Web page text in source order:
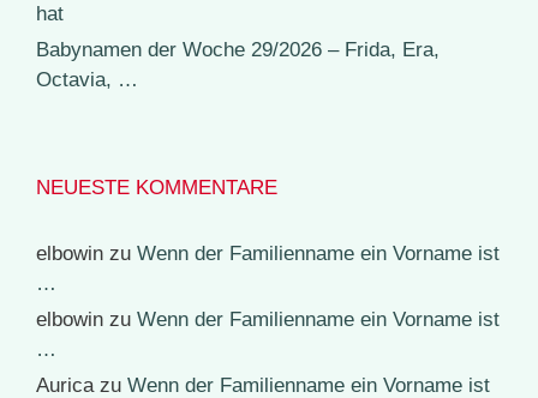
hat
Babynamen der Woche 29/2026 – Frida, Era,
Octavia, …
NEUESTE KOMMENTARE
elbowin zu Wenn der Familienname ein Vorname ist
…
elbowin zu Wenn der Familienname ein Vorname ist
…
Auricazu Wenn der Familienname ein Vorname ist